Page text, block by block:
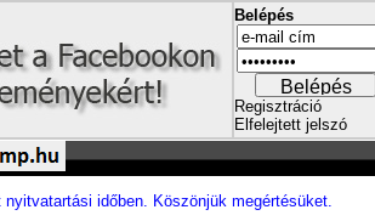
Belépés
Regisztráció
Elfelejtett jelszó
időben. Köszönjük megértésüket.